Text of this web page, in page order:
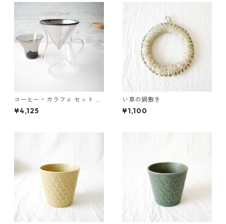
コーヒー・カラフェ セット 6
00ml
¥4,125
い草の鍋敷き
¥1,100